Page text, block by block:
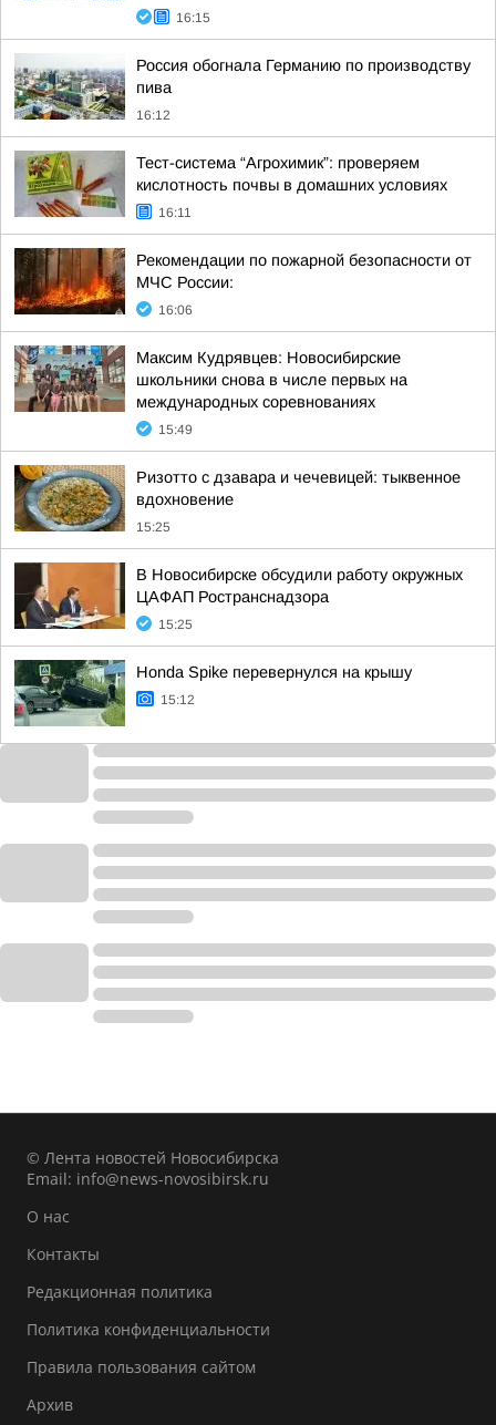
16:15
Россия обогнала Германию по производству
пива
16:12
Тест-система “Агрохимик”: проверяем
кислотность почвы в домашних условиях
16:11
Рекомендации по пожарной безопасности от
МЧС России:
16:06
Максим Кудрявцев: Новосибирские
школьники снова в числе первых на
международных соревнованиях
15:49
Ризотто с дзавара и чечевицей: тыквенное
вдохновение
15:25
В Новосибирске обсудили работу окружных
ЦАФАП Ространснадзора
15:25
Honda Spike перевернулся на крышу
15:12
© Лента новостей Новосибирска
Email: info@news-novosibirsk.ru
О нас
Контакты
Редакционная политика
Политика конфиденциальности
Правила пользования сайтом
Архив